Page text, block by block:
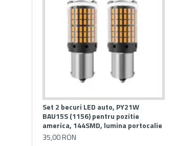
Set 2 becuri LED auto, PY21W
BAU15S (1156) pentru pozitie
america, 144SMD, lumina portocalie
35,00 RON